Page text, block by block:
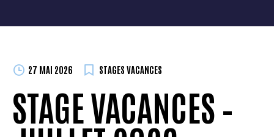
27 MAI 2026 STAGES VACANCES
STAGE VACANCES –